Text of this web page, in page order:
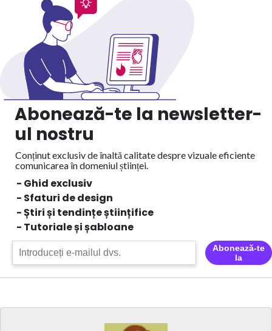
Abonează-te la newsletter-
ul nostru
Conținut exclusiv de înaltă calitate despre vizuale eficiente
comunicarea în domeniul științei.
- Ghid exclusiv
- Sfaturi de design
- Știri și tendințe științifice
- Tutoriale și șabloane
Abonează-te
la